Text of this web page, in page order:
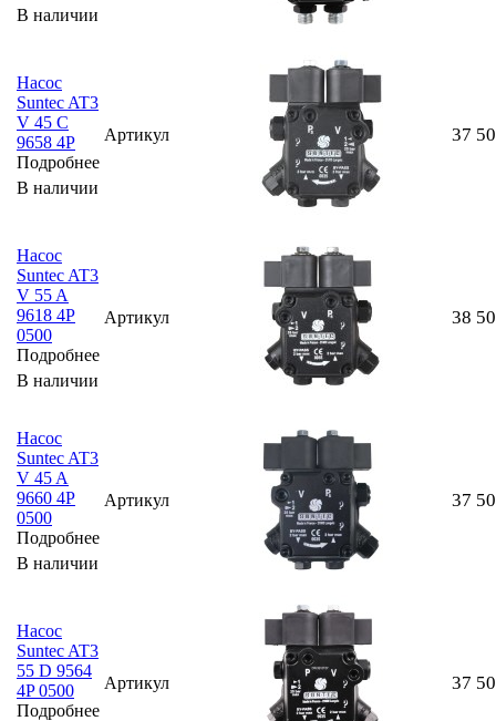
В наличии
Насос
Suntec AT3
V 45 C
9658 4P
Подробнее
В наличии
Артикул 37
Насос
Suntec AT3
V 55 A
9618 4P
0500
Подробнее
В наличии
Артикул 38
Насос
Suntec AT3
V 45 A
9660 4P
0500
Подробнее
В наличии
Артикул 37
Насос
Suntec AT3
55 D 9564
4P 0500
Подробнее
Артикул 37